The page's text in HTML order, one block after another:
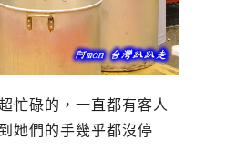
忙碌的，一直都有客人
她們的手幾乎都沒停